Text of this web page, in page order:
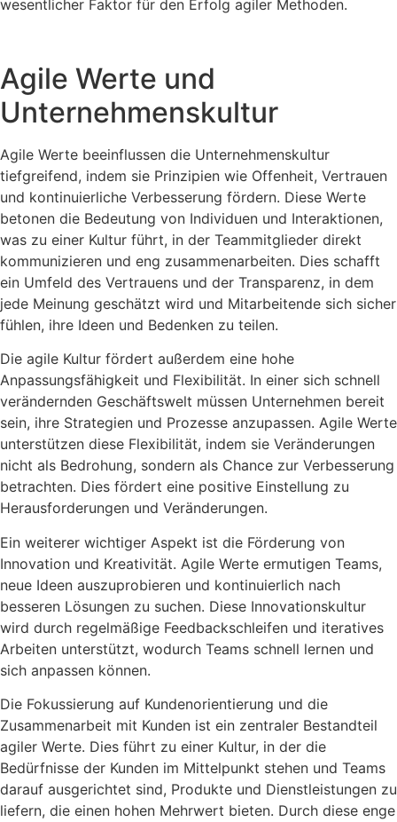
wesentlicher Faktor für den Erfolg agiler Methoden.
Agile Werte und
Unternehmenskultur
Agile Werte beeinflussen die Unternehmenskultur
tiefgreifend, indem sie Prinzipien wie Offenheit, Vertrauen
und kontinuierliche Verbesserung fördern. Diese Werte
betonen die Bedeutung von Individuen und Interaktionen,
was zu einer Kultur führt, in der Teammitglieder direkt
kommunizieren und eng zusammenarbeiten. Dies schafft
ein Umfeld des Vertrauens und der Transparenz, in dem
jede Meinung geschätzt wird und Mitarbeitende sich sicher
fühlen, ihre Ideen und Bedenken zu teilen.
Die agile Kultur fördert außerdem eine hohe
Anpassungsfähigkeit und Flexibilität. In einer sich schnell
verändernden Geschäftswelt müssen Unternehmen bereit
sein, ihre Strategien und Prozesse anzupassen. Agile Werte
unterstützen diese Flexibilität, indem sie Veränderungen
nicht als Bedrohung, sondern als Chance zur Verbesserung
betrachten. Dies fördert eine positive Einstellung zu
Herausforderungen und Veränderungen.
Ein weiterer wichtiger Aspekt ist die Förderung von
Innovation und Kreativität. Agile Werte ermutigen Teams,
neue Ideen auszuprobieren und kontinuierlich nach
besseren Lösungen zu suchen. Diese Innovationskultur
wird durch regelmäßige Feedbackschleifen und iteratives
Arbeiten unterstützt, wodurch Teams schnell lernen und
sich anpassen können.
Die Fokussierung auf Kundenorientierung und die
Zusammenarbeit mit Kunden ist ein zentraler Bestandteil
agiler Werte. Dies führt zu einer Kultur, in der die
Bedürfnisse der Kunden im Mittelpunkt stehen und Teams
darauf ausgerichtet sind, Produkte und Dienstleistungen zu
liefern, die einen hohen Mehrwert bieten. Durch diese enge